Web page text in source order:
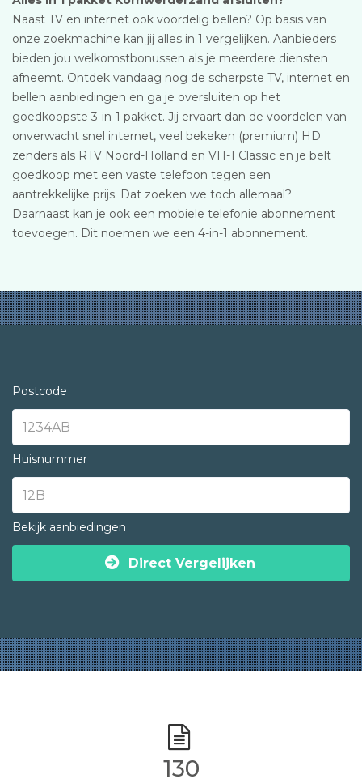
Naast TV en internet ook voordelig bellen? Op basis van
onze zoekmachine kan jij alles in 1 vergelijken. Aanbieders
bieden jou welkomstbonussen als je meerdere diensten
afneemt. Ontdek vandaag nog de scherpste TV, internet en
bellen aanbiedingen en ga je oversluiten op het
goedkoopste 3-in-1 pakket. Jij ervaart dan de voordelen van
onverwacht snel internet, veel bekeken (premium) HD
zenders als RTV Noord-Holland en VH-1 Classic en je belt
goedkoop met een vaste telefoon tegen een
aantrekkelijke prijs. Dat zoeken we toch allemaal?
Daarnaast kan je ook een mobiele telefonie abonnement
toevoegen. Dit noemen we een 4-in-1 abonnement.
Postcode
Huisnummer
Bekijk aanbiedingen
Direct Vergelijken
130